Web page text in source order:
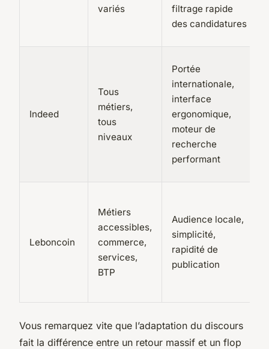
variés
filtrage rapide
des candidatures
Indeed
Tous
métiers,
tous
niveaux
Portée
internationale,
interface
ergonomique,
moteur de
recherche
performant
Leboncoin
Métiers
accessibles,
commerce,
services,
BTP
Audience locale,
simplicité,
rapidité de
publication
Vous remarquez vite que l’adaptation du discours
fait la différence entre un retour massif et un flop